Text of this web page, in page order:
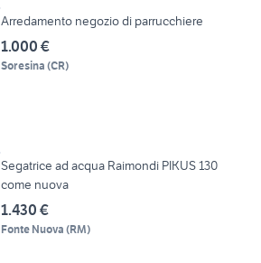
Arredamento negozio di parrucchiere
1.000 €
Soresina (CR)
Segatrice ad acqua Raimondi PIKUS 130
come nuova
1.430 €
Fonte Nuova (RM)